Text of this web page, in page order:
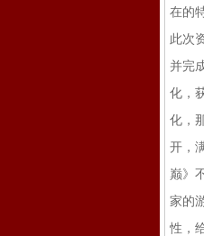
在的
此次
并完
化，
化，
开，
巅》
家的
性，